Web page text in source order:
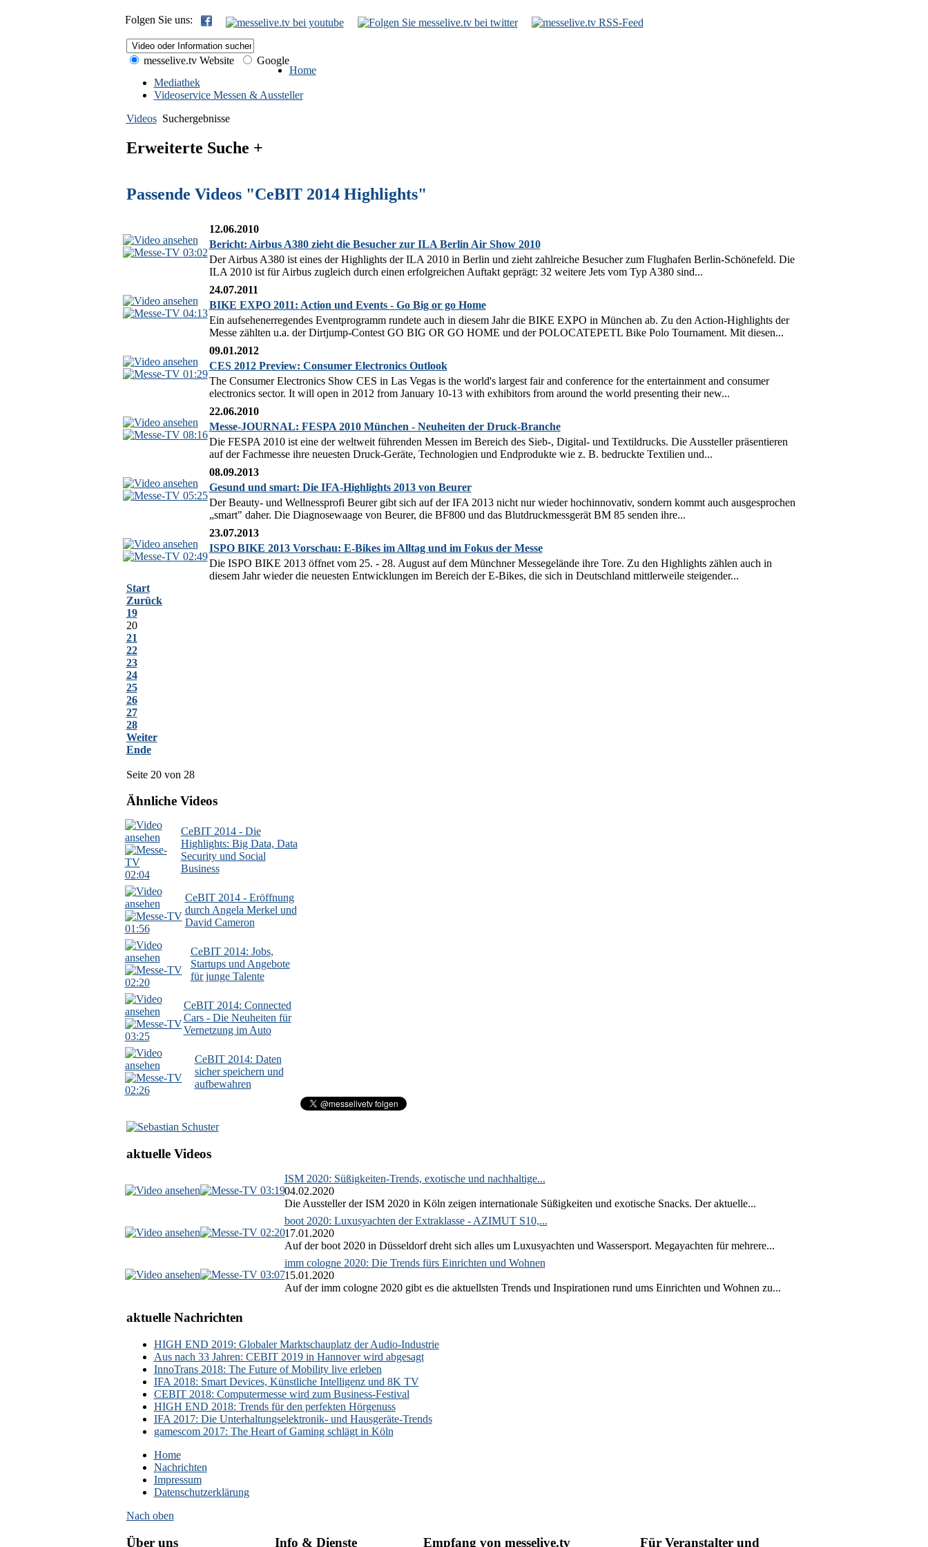
Folgen Sie uns:
messelive.tv Website
Google
Home
Mediathek
Videoservice Messen & Aussteller
Videos Suchergebnisse
Erweiterte Suche +
Passende Videos "CeBIT 2014 Highlights"
03:02
12.06.2010
Bericht: Airbus A380 zieht die Besucher zur ILA Berlin Air Show 2010
Der Airbus A380 ist eines der Highlights der ILA 2010 in Berlin und zieht zahlreiche Besucher zum Flughafen Berlin-Schönefeld. Die
ILA 2010 ist für Airbus zugleich durch einen erfolgreichen Auftakt geprägt: 32 weitere Jets vom Typ A380 sind...
04:13
24.07.2011
BIKE EXPO 2011: Action und Events - Go Big or go Home
Ein aufsehenerregendes Eventprogramm rundete auch in diesem Jahr die BIKE EXPO in München ab. Zu den Action-Highlights der
Messe zählten u.a. der Dirtjump-Contest GO BIG OR GO HOME und der POLOCATEPETL Bike Polo Tournament. Mit diesen...
01:29
09.01.2012
CES 2012 Preview: Consumer Electronics Outlook
The Consumer Electronics Show CES in Las Vegas is the world's largest fair and conference for the entertainment and consumer
electronics sector. It will open in 2012 from January 10-13 with exhibitors from around the world presenting their new...
08:16
22.06.2010
Messe-JOURNAL: FESPA 2010 München - Neuheiten der Druck-Branche
Die FESPA 2010 ist eine der weltweit führenden Messen im Bereich des Sieb-, Digital- und Textildrucks. Die Aussteller präsentieren
auf der Fachmesse ihre neuesten Druck-Geräte, Technologien und Endprodukte wie z. B. bedruckte Textilien und...
05:25
08.09.2013
Gesund und smart: Die IFA-Highlights 2013 von Beurer
Der Beauty- und Wellnessprofi Beurer gibt sich auf der IFA 2013 nicht nur wieder hochinnovativ, sondern kommt auch ausgesprochen
„smart" daher. Die Diagnosewaage von Beurer, die BF800 und das Blutdruckmessgerät BM 85 senden ihre...
02:49
23.07.2013
ISPO BIKE 2013 Vorschau: E-Bikes im Alltag und im Fokus der Messe
Die ISPO BIKE 2013 öffnet vom 25. - 28. August auf dem Münchner Messegelände ihre Tore. Zu den Highlights zählen auch in
diesem Jahr wieder die neuesten Entwicklungen im Bereich der E-Bikes, die sich in Deutschland mittlerweile steigender...
Start
Zurück
19
20
21
22
23
24
25
26
27
28
Weiter
Ende
Seite 20 von 28
Ähnliche Videos
02:04
CeBIT 2014 - Die
Highlights: Big Data, Data
Security und Social
Business
01:56
CeBIT 2014 - Eröffnung
durch Angela Merkel und
David Cameron
02:20
CeBIT 2014: Jobs,
Startups und Angebote
für junge Talente
03:25
CeBIT 2014: Connected
Cars - Die Neuheiten für
Vernetzung im Auto
02:26
CeBIT 2014: Daten
sicher speichern und
aufbewahren
aktuelle Videos
03:19
ISM 2020: Süßigkeiten-Trends, exotische und nachhaltige...
04.02.2020
Die Aussteller der ISM 2020 in Köln zeigen internationale Süßigkeiten und exotische Snacks. Der aktuelle...
02:20
boot 2020: Luxusyachten der Extraklasse - AZIMUT S10,...
17.01.2020
Auf der boot 2020 in Düsseldorf dreht sich alles um Luxusyachten und Wassersport. Megayachten für mehrere...
03:07
imm cologne 2020: Die Trends fürs Einrichten und Wohnen
15.01.2020
Auf der imm cologne 2020 gibt es die aktuellsten Trends und Inspirationen rund ums Einrichten und Wohnen zu...
aktuelle Nachrichten
HIGH END 2019: Globaler Marktschauplatz der Audio-Industrie
Aus nach 33 Jahren: CEBIT 2019 in Hannover wird abgesagt
InnoTrans 2018: The Future of Mobility live erleben
IFA 2018: Smart Devices, Künstliche Intelligenz und 8K TV
CEBIT 2018: Computermesse wird zum Business-Festival
HIGH END 2018: Trends für den perfekten Hörgenuss
IFA 2017: Die Unterhaltungselektronik- und Hausgeräte-Trends
gamescom 2017: The Heart of Gaming schlägt in Köln
Home
Nachrichten
Impressum
Datenschutzerklärung
Nach oben
Über uns Info & Dienste Empfang von messelive.tv Für Veranstalter und